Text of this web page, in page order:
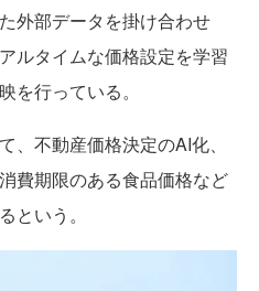
外部データを掛け合わせ
ルタイムな価格設定を学習
を行っている。
、不動産価格決定のAI化、
費期限のある食品価格など
という。